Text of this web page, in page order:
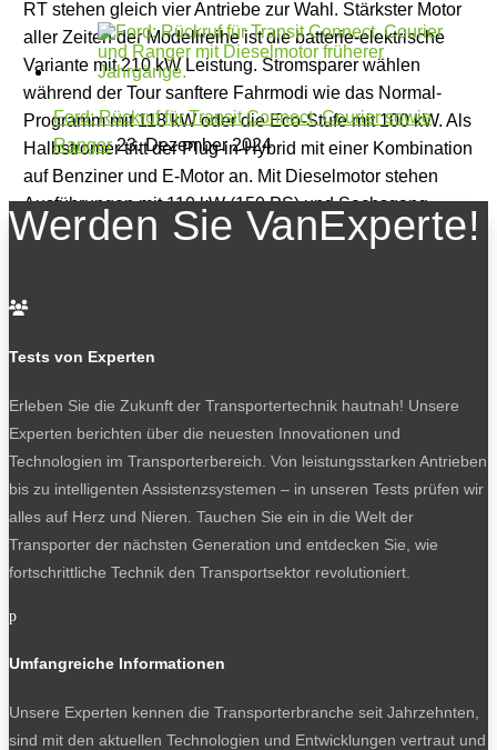
RT stehen gleich vier Antriebe zur Wahl. Stärkster Motor
aller Zeiten der Modellreihe ist die batterie-elektrische
Variante mit 210 kW Leistung. Stromsparer wählen
während der Tour sanftere Fahrmodi wie das Normal-
Programm mit 118 kW oder die Eco-Stufe mit 100 kW. Als
Halbstromer tritt der Plug-in-Hybrid mit einer Kombination
auf Benziner und E-Motor an. Mit Dieselmotor stehen
Ausführungen mit 110 kW (150 PS) und Sechsgang-
Schaltgetriebe und 125 kW Leistung in Koppelung mit
zum heißen Ranger Raptor mit seinen faszinierenden
Gelände-Eigenschaften. Auch der Ranger MS-RT trägt
den Nerz nach außen. Da wären ein Waben-Kühlergrill,
Frontsplitter, Radlauf-Verbreiterungen, Seitenschweller,
eine Heckschürze mit Diffusor, ein Leitwerk auf dem
Dach und ein Spoiler auf der Heckklappe. Das Fahrwerk
ist um 40 Millimeter tiefergelegt und neu abgestimmt. 21-
Innen empfangen die Besatzung Sportsitze mit
Ford: Rückruf für Transit Connect, Courier sowie
Ranger23. Dezember 2024
Werden Sie VanExperte!

Tests von Experten
Erleben Sie die Zukunft der Transportertechnik hautnah! Unsere
Experten berichten über die neuesten Innovationen und
Technologien im Transporterbereich. Von leistungsstarken Antrieben
bis zu intelligenten Assistenzsystemen – in unseren Tests prüfen wir
alles auf Herz und Nieren. Tauchen Sie ein in die Welt der
Transporter der nächsten Generation und entdecken Sie, wie
fortschrittliche Technik den Transportsektor revolutioniert.
p
Umfangreiche Informationen
Unsere Experten kennen die Transporterbranche seit Jahrzehnten,
sind mit den aktuellen Technologien und Entwicklungen vertraut und